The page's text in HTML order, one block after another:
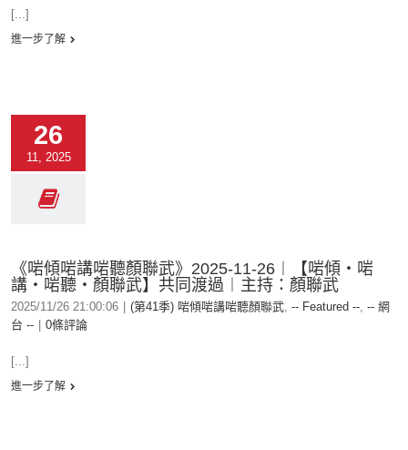
[...]
進一步了解
26
11, 2025
《啱傾啱講啱聽顏聯武》2025-11-26︱【啱傾‧啱
講‧啱聽‧顏聯武】共同渡過︱主持：顏聯武
2025/11/26 21:00:06 (第41季) 啱傾啱講啱聽顏聯武, -- Featured --, -- 網
台 --
0條評論
[...]
進一步了解